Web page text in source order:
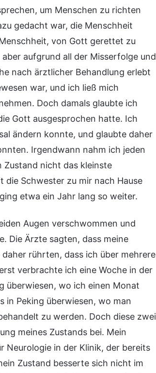
um Menschen zu richten
gedacht war, die Menschheit
von Gott gerettet zu
aufgrund all der Misserfolge und
nach ärztlicher Behandlung erlebt
war, und ich ließ mich
Doch damals glaubte ich
Gott ausgesprochen hatte. Ich
ändern konnte, und glaubte daher
Irgendwann nahm ich jeden
Zustand nicht das kleinste
Schwester zu mir nach Hause
etwa ein Jahr lang so weiter.
Augen verschwommen und
Die Ärzte sagten, dass meine
rührten, dass ich über mehrere
verbrachte ich eine Woche in der
überwiesen, wo ich einen Monat
in Peking überwiesen, wo man
zu werden. Doch diese zwei
meines Zustands bei. Mein
Neurologie in der Klinik, der bereits
Zustand besserte sich nicht im